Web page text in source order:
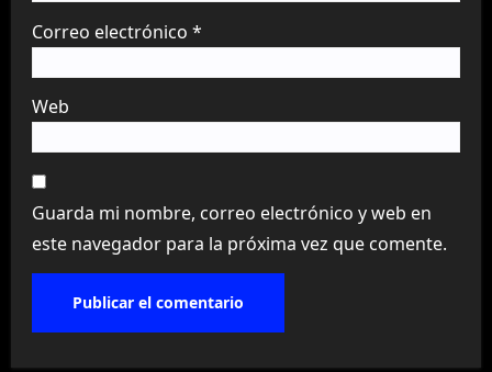
Correo electrónico *
Web
Guarda mi nombre, correo electrónico y web en
este navegador para la próxima vez que comente.